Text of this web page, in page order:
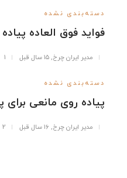
نشده
فوق العاده پیاده روی
مدیر ایران چرخ, ۱۵ سال قبل 1 min
نشده
روی مانعی برای پیری
مدیر ایران چرخ, ۱۶ سال قبل 2 min